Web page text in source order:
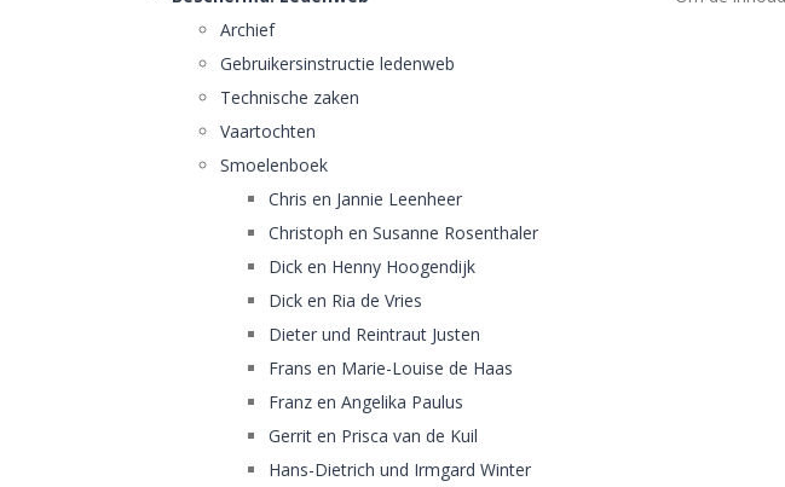
Archief
Gebruikersinstructie ledenweb
Technische zaken
Vaartochten
Smoelenboek
Chris en Jannie Leenheer
Christoph en Susanne Rosenthaler
Dick en Henny Hoogendijk
Dick en Ria de Vries
Dieter und Reintraut Justen
Frans en Marie-Louise de Haas
Franz en Angelika Paulus
Gerrit en Prisca van de Kuil
Hans-Dietrich und Irmgard Winter